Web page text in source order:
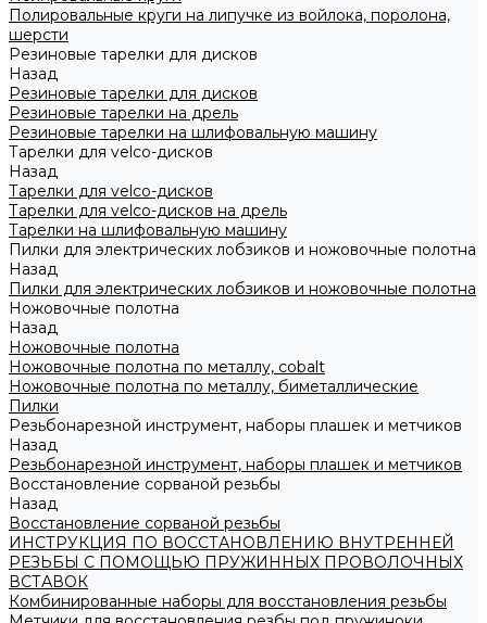
Полировальные круги на липучке из войлока, поролона,
шерсти
Резиновые тарелки для дисков
Назад
Резиновые тарелки для дисков
Резиновые тарелки на дрель
Резиновые тарелки на шлифовальную машину
Тарелки для velco-дисков
Назад
Тарелки для velco-дисков
Тарелки для velco-дисков на дрель
Тарелки на шлифовальную машину
Пилки для электрических лобзиков и ножовочные полотна
Назад
Пилки для электрических лобзиков и ножовочные полотна
Ножовочные полотна
Назад
Ножовочные полотна
Ножовочные полотна по металлу, cobalt
Ножовочные полотна по металлу, биметаллические
Пилки
Резьбонарезной инструмент, наборы плашек и метчиков
Назад
Резьбонарезной инструмент, наборы плашек и метчиков
Восстановление сорваной резьбы
Назад
Восстановление сорваной резьбы
ИНСТРУКЦИЯ ПО ВОССТАНОВЛЕНИЮ ВНУТРЕННЕЙ
РЕЗЬБЫ С ПОМОЩЬЮ ПРУЖИННЫХ ПРОВОЛОЧНЫХ
ВСТАВОК
Комбинированные наборы для восстановления резьбы